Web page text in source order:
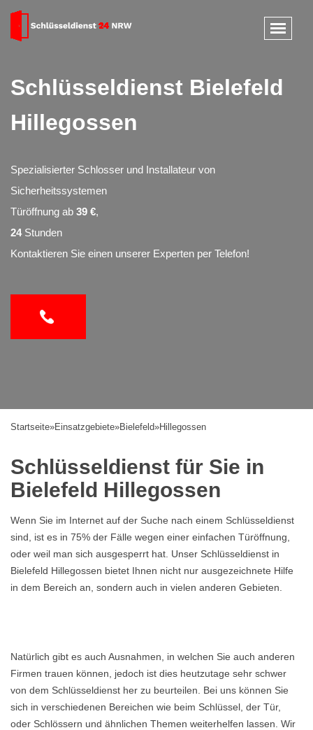
Schlüsseldienst Bielefeld
Hillegossen
Spezialisierter Schlosser und Installateur von
Sicherheitssystemen
Türöffnung ab 39 €,
24Stunden
Kontaktieren Sie einen unserer Experten per Telefon!
Startseite»Einsatzgebiete»Bielefeld»Hillegossen
Schlüsseldienst für Sie in
Bielefeld Hillegossen
Wenn Sie im Internet auf der Suche nach einem Schlüsseldienst
sind, ist es in 75% der Fälle wegen einer einfachen Türöffnung,
oder weil man sich ausgesperrt hat. Unser Schlüsseldienst in
Bielefeld Hillegossen bietet Ihnen nicht nur ausgezeichnete Hilfe
in dem Bereich an, sondern auch in vielen anderen Gebieten.
Natürlich gibt es auch Ausnahmen, in welchen Sie auch anderen
Firmen trauen können, jedoch ist dies heutzutage sehr schwer
von dem Schlüsseldienst her zu beurteilen. Bei uns können Sie
sich in verschiedenen Bereichen wie beim Schlüssel, der Tür,
oder Schlössern und ähnlichen Themen weiterhelfen lassen. Wir